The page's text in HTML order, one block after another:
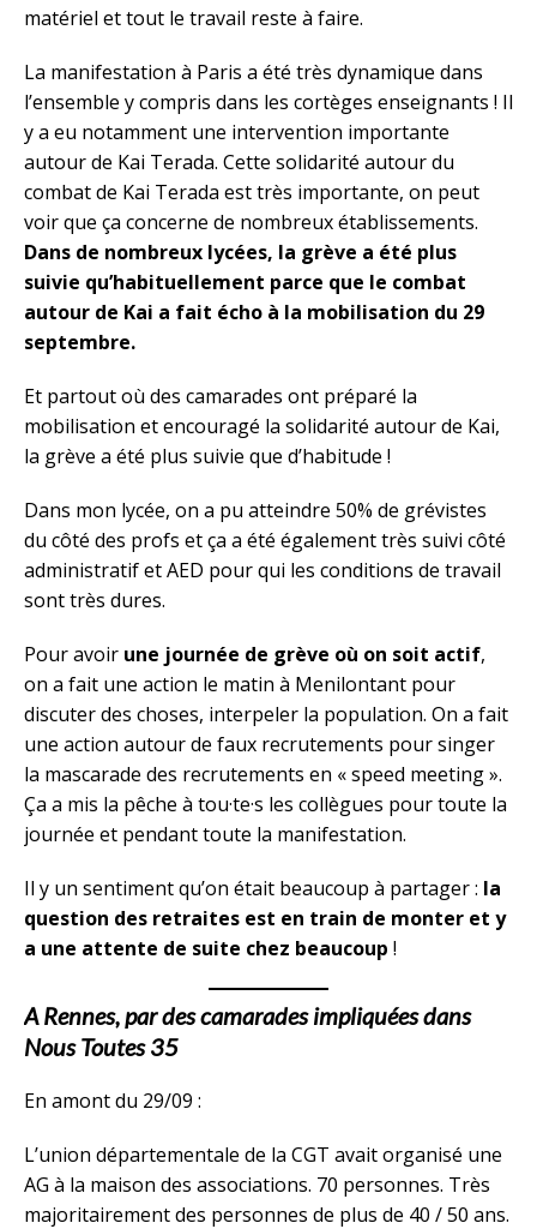
matériel et tout le travail reste à faire.
La manifestation à Paris a été très dynamique dans
l’ensemble y compris dans les cortèges enseignants ! Il
y a eu notamment une intervention importante
autour de Kai Terada. Cette solidarité autour du
combat de Kai Terada est très importante, on peut
voir que ça concerne de nombreux établissements.
Dans de nombreux lycées, la grève a été plus
suivie qu’habituellement parce que le combat
autour de Kai a fait écho à la mobilisation du 29
septembre.
Et partout où des camarades ont préparé la
mobilisation et encouragé la solidarité autour de Kai,
la grève a été plus suivie que d’habitude !
Dans mon lycée, on a pu atteindre 50% de grévistes
du côté des profs et ça a été également très suivi côté
administratif et AED pour qui les conditions de travail
sont très dures.
Pour avoir une journée de grève où on soit actif,
on a fait une action le matin à Menilontant pour
discuter des choses, interpeler la population. On a fait
une action autour de faux recrutements pour singer
la mascarade des recrutements en « speed meeting ».
Ça a mis la pêche à tou·te·s les collègues pour toute la
journée et pendant toute la manifestation.
Il y un sentiment qu’on était beaucoup à partager : la
question des retraites est en train de monter et y
a une attente de suite chez beaucoup !
A Rennes, par des camarades impliquées dans
Nous Toutes 35
En amont du 29/09 :
L’union départementale de la CGT avait organisé une
AG à la maison des associations. 70 personnes. Très
majoritairement des personnes de plus de 40 / 50 ans.